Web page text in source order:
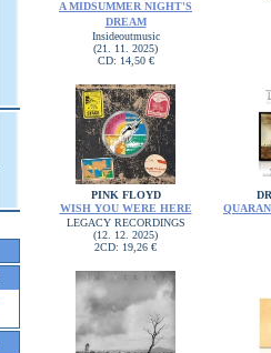
A MIDSUMMER NIGHT'S
DREAM
Insideoutmusic
(21. 11. 2025)
CD: 14,50 €
PINK FLOYD
WISH YOU WERE HERE
LEGACY RECORDINGS
(12. 12. 2025)
2CD: 19,26 €